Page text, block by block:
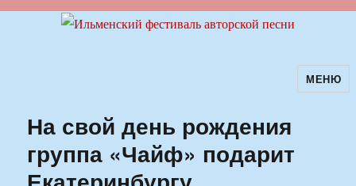
Ильменский фестиваль авторскойМЕНЮ
На свой день рождения
группа «Чайф» подарит